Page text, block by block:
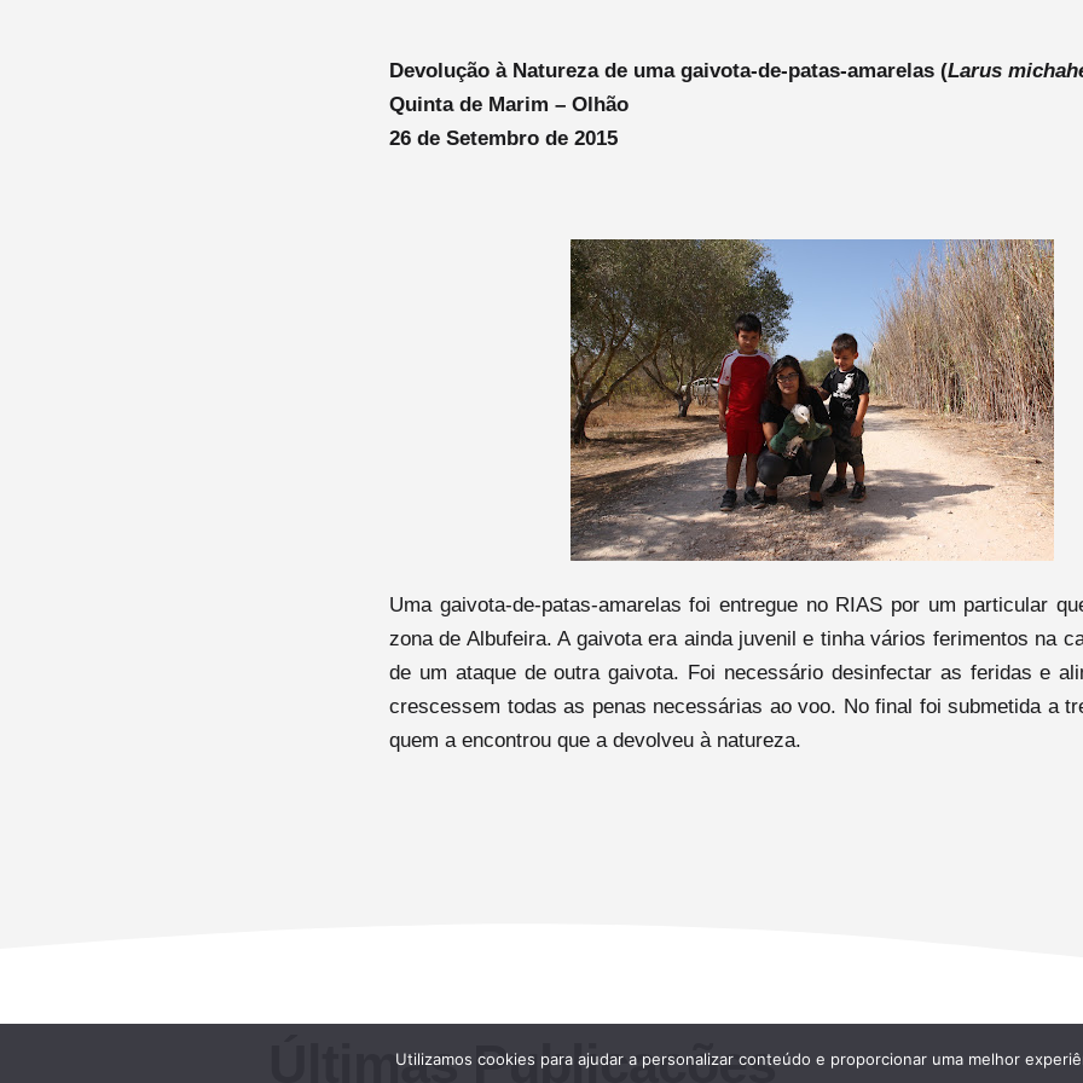
Devolução à Natureza de uma gaivota-de-patas-amarelas (Larus
Quinta de Marim – Olhão
26 de Setembro de 2015
Uma gaivota-de-patas-amarelas foi entregue no RIAS por um particular
zona de Albufeira. A gaivota era ainda juvenil e tinha vários ferimentos na
de um ataque de outra gaivota. Foi necessário desinfectar as feridas e
crescessem todas as penas necessárias ao voo. No final foi submetida a
quem a encontrou que a devolveu à natureza.
Últimas Publicações
Utilizamos cookies para ajudar a personalizar conteúdo e proporcionar uma melhor